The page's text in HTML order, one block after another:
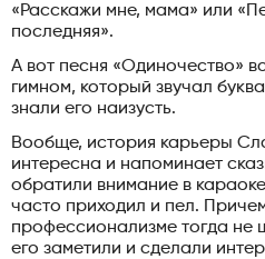
«Расскажи мне, мама» или
последняя».
А вот песня «Одиночество»
гимном, который звучал
знали его наизусть.
Вообще, история карьеры
интересна и напоминает
обратили внимание в
часто приходил и пел.
профессионализме тогда не
его заметили и сделали